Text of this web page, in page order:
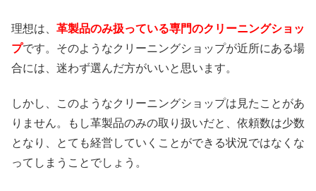
理想は、 革製品のみ扱っている専門のクリーニングショッ
プです。そのようなクリーニングショップが近所にある場
合には、迷わず選んだ方がいいと思います。
しかし、このようなクリーニングショップは見たことがあ
りません。もし革製品のみの取り扱いだと、依頼数は少数
となり、とても経営していくことができる状況ではなくな
ってしまうことでしょう。